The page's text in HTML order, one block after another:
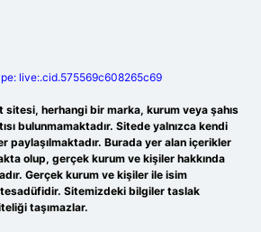
live:.cid.575569c608265c69
sitesi, herhangi bir marka, kurum veya şahıs
bulunmamaktadır. Sitede yalnızca kendi
paylaşılmaktadır. Burada yer alan içerikler
olup, gerçek kurum ve kişiler hakkında
Gerçek kurum ve kişiler ile isim
Sitemizdeki bilgiler taslak
taşımazlar.